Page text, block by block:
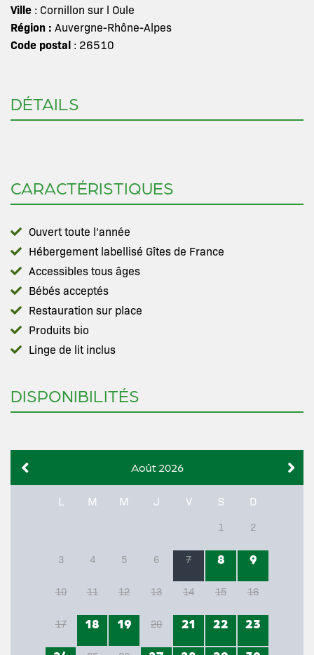
Ville : Cornillon sur l Oule
Région : Auvergne-Rhône-Alpes
Code postal : 26510
DÉTAILS
CARACTÉRISTIQUES
Ouvert toute l‘année
Hébergement labellisé Gîtes de France
Accessibles tous âges
Bébés acceptés
Restauration sur place
Produits bio
Linge de lit inclus
DISPONIBILITÉS
Août 2026
L M M J V S D
1 2
3 4 5 6 7 8 9
10 11 12 13 14 15 16
17 18 19 20 21 22
23